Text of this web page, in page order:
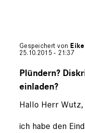
Gespeichert von
25.10.2015 - 21:37
auf
von
Christian
Wutz
registriert)
Plündern?
einladen?
Hallo Herr Wutz,
ich habe den